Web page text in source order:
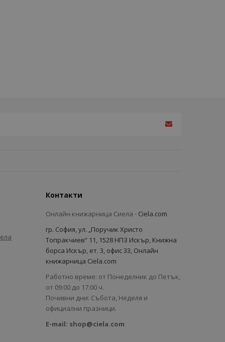
Контакти
Онлайн книжарница Сиела - Ciela.com
гр. София, ул. „Поручик Христо
Топракчиев“ 11, 1528 НПЗ Искър, Книжна
борса Искър, ет. 3, офис 33, Онлайн
книжарница Ciela.com
Работно време: от Понеделник до Петък,
от 09:00 до 17:00 ч.
Почивни дни: Събота, Неделя и
официални празници.
E-mail: shop@ciela.com